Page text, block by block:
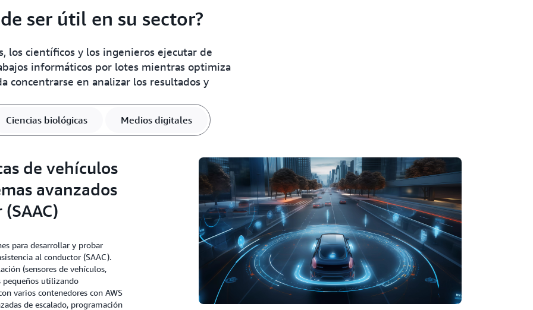
ser útil en su sector?
los científicos y los ingenieros ejecutar de
informáticos por lotes mientras optimiza
concentrarse en analizar los resultados y
Ciencias biológicas Medios digitales
de vehículos
avanzados
para desarrollar y probar
al conductor (SAAC).
(sensores de vehículos,
pequeños utilizando
varios contenedores con AWS
de escalado, programación